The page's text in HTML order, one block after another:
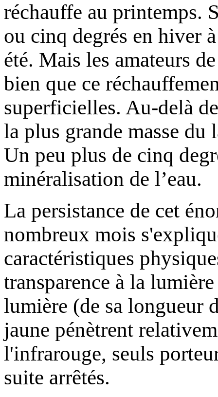
réchauffe au printemps.
ou cinq degrés en hiver
été. Mais les amateurs
bien que ce
superficielles. Au-delà
la plus grande masse du
Un peu plus de cinq
minéralisation de l’eau.
La persistance de cet
nombreux mois
caractéristiques
transparence à la
lumière (de sa longueur
jaune pénètrent
l'infrarouge, seuls
suite arrêtés.